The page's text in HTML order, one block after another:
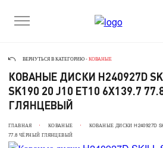
ВЕРНУТЬСЯ В КАТЕГОРИЮ - КОВАНЫЕ
КОВАНЫЕ ДИСКИ H240927D
SK190 20 J10 ET10 6X139.7
ГЛЯНЦЕВЫЙ
ГЛАВНАЯ КОВАНЫЕ
КОВАНЫЕ ДИСКИ H240927D
77.8 ЧЁРНЫЙ ГЛЯНЦЕВЫЙ